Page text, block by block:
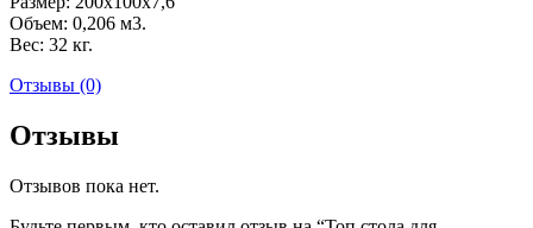
Объем: 0,206 м3.
Вес: 32 кг.
Отзывы (0)
Отзывы
Отзывов пока нет.